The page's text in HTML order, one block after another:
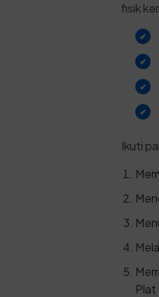
fisik
Ikuti
Plat